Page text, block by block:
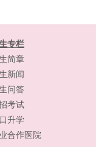
专栏
简章
新闻
问答
考试
升学
合作医院